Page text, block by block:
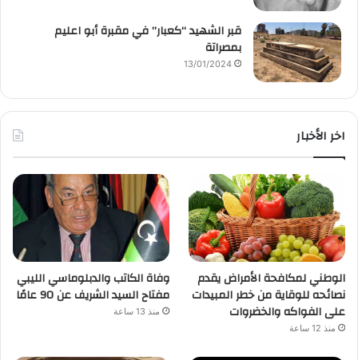
قبر الشهيد “كعبار” في مقبرة أبو اعليم
بمصراتة
13/01/2024
اخر الأخبار
الوطني لمكافحة الأمراض يقدم
نصائحه للوقاية من خطر المبيدات
على الفواكه والخضروات
منذ 12 ساعة
وفاة الكاتب والدبلوماسي الليبي
مفتاح السيد الشريف عن 90 عامًا
منذ 13 ساعة